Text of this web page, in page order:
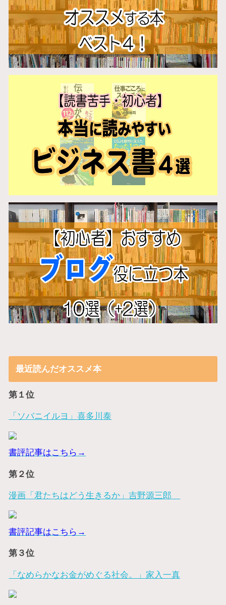
最近読んだオススメ本
第１位
「ソバニイルヨ」喜多川泰
書評記事はこちら→
第２位
漫画「君たちはどう生きるか」吉野源三郎
書評記事はこちら→
第３位
「なめらかなお金がめぐる社会。」家入一真